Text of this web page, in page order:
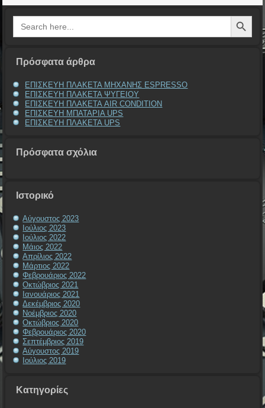
Search
for:
Search Button
Πρόσφατα άρθρα
ΕΠΙΣΚΕΥΗ ΠΛΑΚΕΤΑ ΜΗΧΑΝΗΣ ESPRESSO
ΕΠΙΣΚΕΥΗ ΠΛΑΚΕΤΑ ΨΥΓΕΙΟΥ
ΕΠΙΣΚΕΥΗ ΠΛΑΚΕΤΑ AIR CONDITION
ΕΠΙΣΚΕΥΗ ΜΠΑΤΑΡΙΑ UPS
ΕΠΙΣΚΕΥΗ ΠΛΑΚΕΤΑ UPS
Πρόσφατα σχόλια
Ιστορικό
Αύγουστος 2023
Ιούλιος 2023
Ιούλιος 2022
Μάιος 2022
Απρίλιος 2022
Μάρτιος 2022
Φεβρουάριος 2022
Οκτώβριος 2021
Ιανουάριος 2021
Δεκέμβριος 2020
Νοέμβριος 2020
Οκτώβριος 2020
Φεβρουάριος 2020
Σεπτέμβριος 2019
Αύγουστος 2019
Ιούλιος 2019
Kατηγορίες